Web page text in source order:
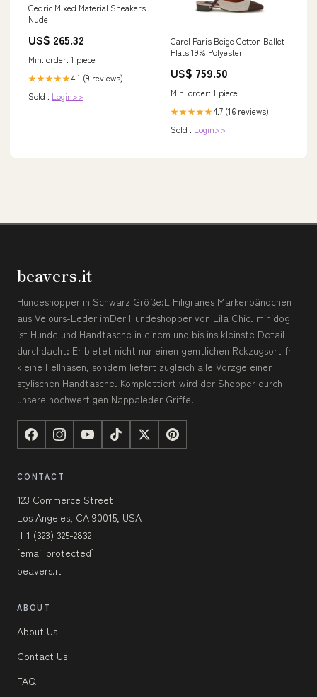
Cedric Mixed Material Sneakers
Nude
US$ 265.32
Min. order: 1 piece
★★★★★4.1 (9 reviews)
Sold : Login>>
Carel Paris Beige Cotton Ballet
Flats 19% Polyester
US$ 759.50
Min. order: 1 piece
★★★★★4.7 (16 reviews)
Sold : Login>>
beavers.it
Hundeshopper in Schwarz Größe:L Filigranes Markenbändchen
aus Velours-Leder imDer Hundeshopper von Lila Chic. minidog
ist Hunde und Handtasche in einem und bis ins kleinste Detail
durchdacht: Er bietet nicht nur einen gemtlichen Rckzugsort fr
kleine Fellnasen, sondern liefert zugleich alle Vorzge einer
stylischen Handtasche. Komplettiert wird der Shopper durch
unsere hochwertigen Nappaleder Griffe.
CONTACT
123 Commerce Street
Los Angeles, CA 90015, USA
+1 (323) 325-2832
[email protected]
beavers.it
ABOUT
About Us
Contact Us
FAQ